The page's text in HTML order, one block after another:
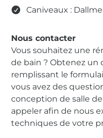
Caniveaux :
Nous contacter
Vous souhaitez une
de bain ? Obtenez
remplissant le
vous avez des
conception de salle de
appeler afin de nous
techniques de votre